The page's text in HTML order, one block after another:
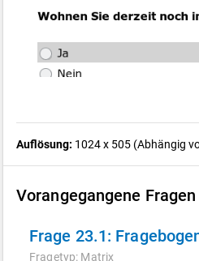
Auflösung: 1024 x 505 (Abhängig
Vorangegangene
Frage 23.1: Fragebogen
Fragetyp: Matrix